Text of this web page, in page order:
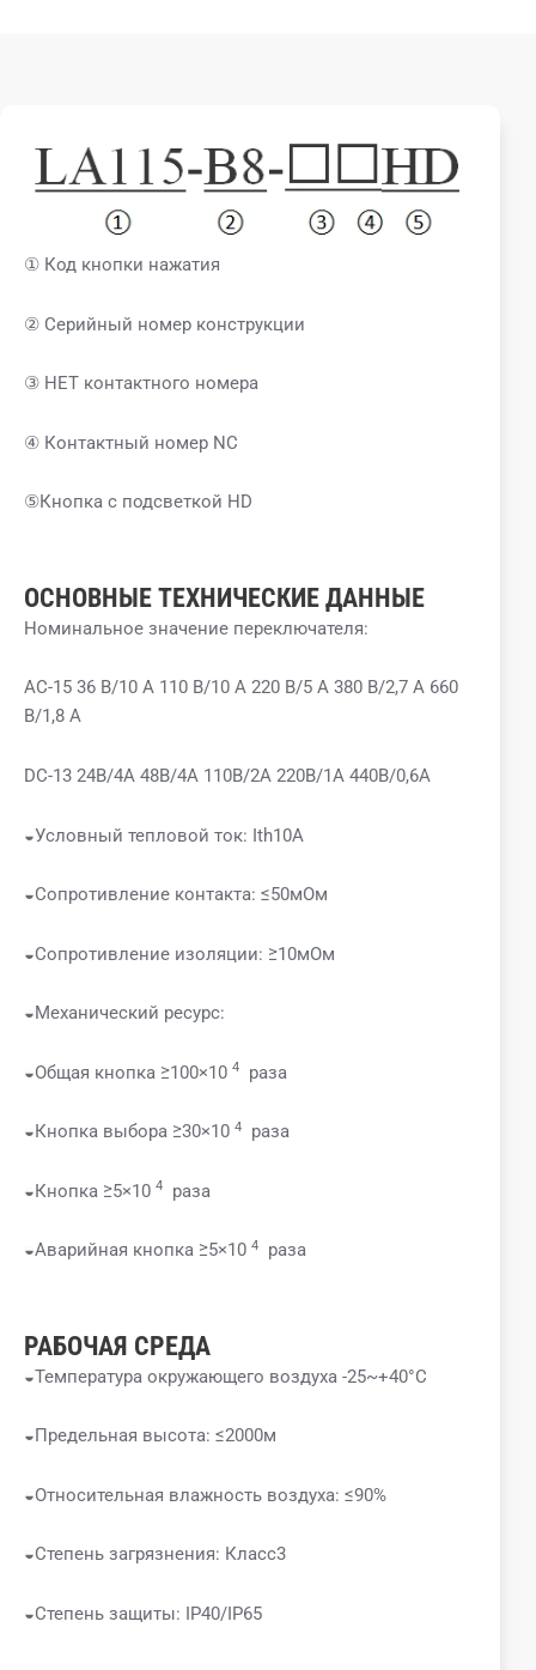
① Код кнопки нажатия
② Серийный номер конструкции
③ НЕТ контактного номера
④ Контактный номер NC
⑤Кнопка с подсветкой HD
ОСНОВНЫЕ ТЕХНИЧЕСКИЕ ДАННЫЕ
Номинальное значение переключателя:
AC-15 36 В/10 А 110 В/10 А 220 В/5 А 380 В/2,7 А 660
В/1,8 А
DC-13 24В/4А 48В/4А 110В/2А 220В/1А 440В/0,6А
◒Условный тепловой ток: Ith10A
◒Сопротивление контакта: ≤50мОм
◒Сопротивление изоляции: ≥10мОм
◒Механический ресурс:
◒Общая кнопка ≥100×10 4 раза
◒Кнопка выбора ≥30×10 4 раза
◒Кнопка ≥5×10 4 раза
◒Аварийная кнопка ≥5×10 4 раза
РАБОЧАЯ СРЕДА
◒Температура окружающего воздуха -25~+40°C
◒Предельная высота: ≤2000м
◒Относительная влажность воздуха: ≤90%
◒Степень загрязнения: Класс3
◒Степень защиты: IP40/IP65